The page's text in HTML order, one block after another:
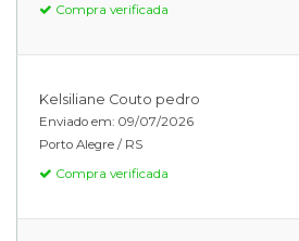
Compra verificada
Kelsiliane Couto pedro
Enviado em: 09/07/2026
Porto Alegre / RS
Compra verificada